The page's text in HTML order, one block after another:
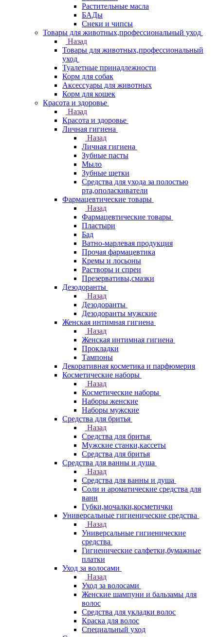
Растительные масла
БАДы
Снеки и чипсы
Товары для животных,профессиональный уход
Назад
Товары для животных,профессиональный
уход
Туалетные принадлежности
Корм для собак
Аксессуары для животных
Корм для кошек
Красота и здоровье
Назад
Красота и здоровье
Личная гигиена
Назад
Личная гигиена
Зубные пасты
Мыло
Зубные щетки
Средства для ухода за полостью
рта,ополаскиватели
Фармацевтические товары
Назад
Фармацевтические товары
Пластыри
Бад
Ватно-марлевая продукция
Прочая фармацевтика
Кремы и лосьоны
Растворы и спреи
Презервативы,смазки
Дезодоранты
Назад
Дезодоранты
Дезодоранты мужские
Женская интимная гигиена
Назад
Женская интимная гигиена
Прокладки
Тампоны
Декоративная косметика и парфюмерия
Косметические наборы
Назад
Косметические наборы
Наборы женские
Наборы мужские
Средства для бритья
Назад
Средства для бритья
Мужские станки,кассеты
Средства для бритья
Средства для ванны и душа
Назад
Средства для ванны и душа
Соли и ароматические средства для
ванн
Губки,мочалки,косметички
Универсальные гигиенические средства
Назад
Универсальные гигиенические
средства
Гигиенические салфетки,бумажные
платки
Уход за волосами
Назад
Уход за волосами
Женские шампуни и бальзамы для
волос
Средства для укладки волос
Краска для волос
Специальный уход